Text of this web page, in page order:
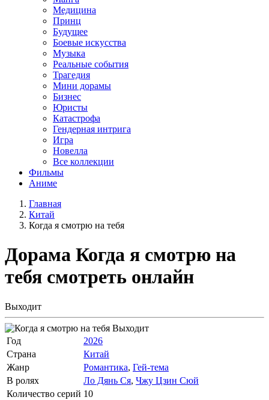
Медицина
Принц
Будущее
Боевые искусства
Музыка
Реальные события
Трагедия
Мини дорамы
Бизнес
Юристы
Катастрофа
Гендерная интрига
Игра
Новелла
Все коллекции
Фильмы
Аниме
Главная
Китай
Когда я смотрю на тебя
Дорама Когда я смотрю на
тебя смотреть онлайн
Выходит
Выходит
Год
2026
Страна
Китай
Жанр
Романтика, Гей-тема
В ролях
Ло Дянь Ся, Чжу Цзин Сюй
Количество серий 10